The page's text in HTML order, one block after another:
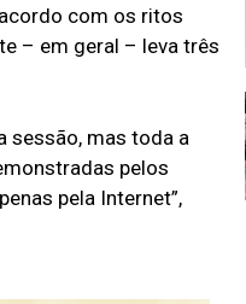
com os ritos
– em geral – leva três
sessão, mas toda a
pelos
pela Internet”,